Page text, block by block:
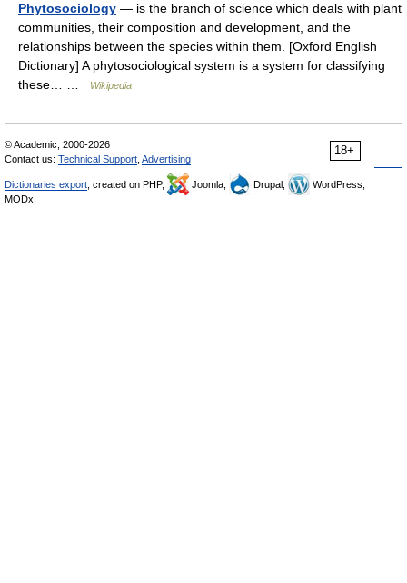
Phytosociology — is the branch of science which deals with plant
communities, their composition and development, and the
relationships between the species within them. [Oxford English
Dictionary] A phytosociological system is a system for classifying
these… …
Wikipedia
18+
© Academic, 2000-2026
Contact us: Technical Support Advertising
Dictionaries export , created on PHP, Joomla, Drupal,
WordPress,
MODx.